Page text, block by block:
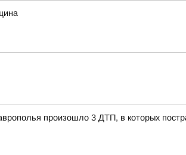
произошло 3 ДТП, в которых